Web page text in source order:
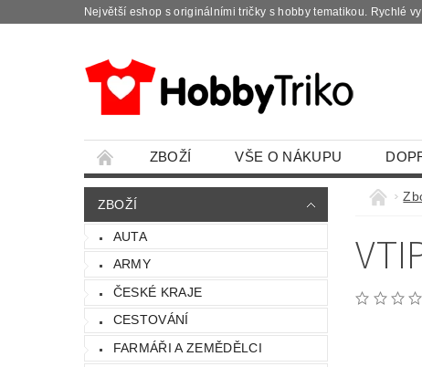
Největší eshop s originálními tričky s hobby tematikou. Rychlé
ZBOŽÍ VŠE O NÁKUPU
ZBOŽÍ
AUTA
ARMY
ČESKÉ KRAJE
CESTOVÁNÍ
FARMÁŘI A ZEMĚDĚLCI